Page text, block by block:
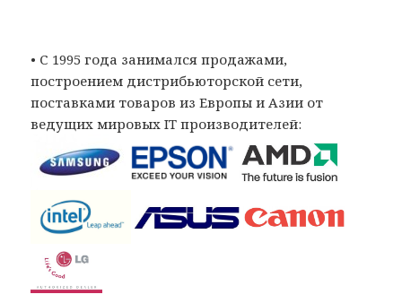
• С 1995 года занимался продажами,
построением дистрибьюторской сети,
поставками товаров из Европы и Азии от
ведущих мировых IT производителей: